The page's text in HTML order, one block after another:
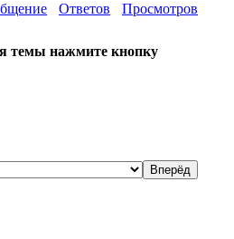
Ответов Просмотров
темы нажмите кнопку